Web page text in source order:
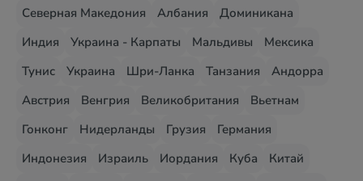
Северная Македония
Албания
Доминикана
Индия
Украина - Карпаты Мальдивы
Мексика
Тунис
Украина Шри-Ланка Танзания
Андорра
Австрия
Венгрия Великобритания
Вьетнам
Гонконг
Нидерланды Грузия
Германия
Индонезия
Израиль Иордания Куба
Китай